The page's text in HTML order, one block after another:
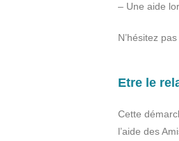
– Une aide
N’hésitez
Etre le
Cette
l’aide des